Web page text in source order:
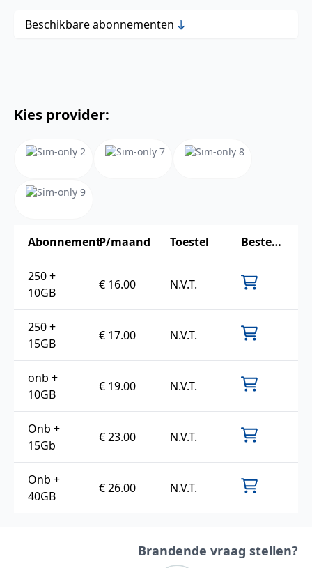
Beschikbare abonnementen
Kies provider:
AbonnementP/maand Toestel Bestellen
250 +
10GB
€ 16.00 N.V.T.
250 +
15GB
€ 17.00 N.V.T.
onb +
10GB
€ 19.00 N.V.T.
Onb +
15Gb
€ 23.00 N.V.T.
Onb +
40GB
€ 26.00 N.V.T.
Brandende vraag stellen?